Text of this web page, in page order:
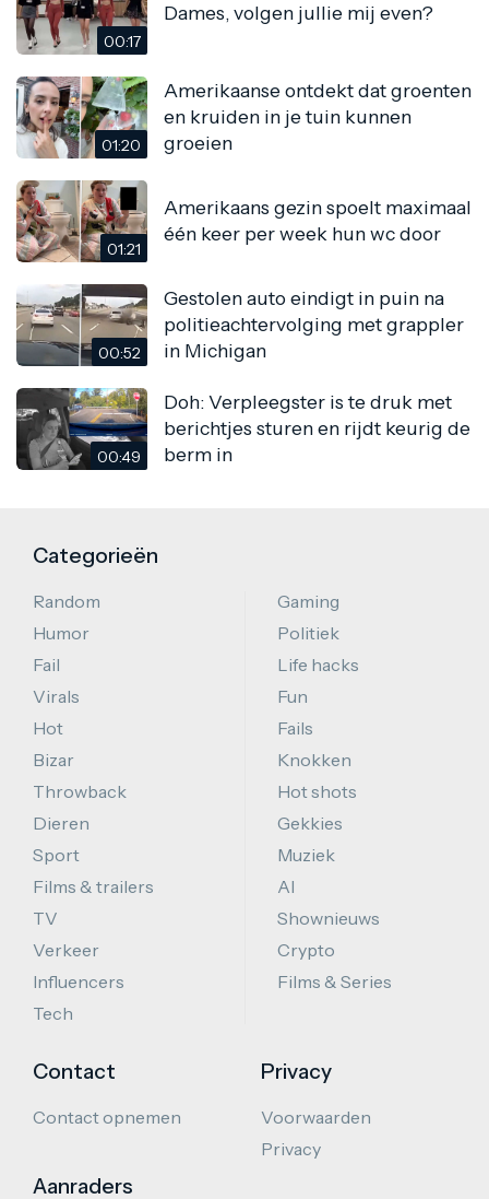
00:17
Dames, volgen jullie mij even?
01:20
Amerikaanse ontdekt dat groenten
en kruiden in je tuin kunnen
groeien
01:21
Amerikaans gezin spoelt maximaal
één keer per week hun wc door
00:52
Gestolen auto eindigt in puin na
politieachtervolging met grappler
in Michigan
00:49
Doh: Verpleegster is te druk met
berichtjes sturen en rijdt keurig de
berm in
Categorieën
Random
Humor
Fail
Virals
Hot
Bizar
Throwback
Dieren
Sport
Films & trailers
TV
Verkeer
Influencers
Tech
Gaming
Politiek
Life hacks
Fun
Fails
Knokken
Hot shots
Gekkies
Muziek
AI
Shownieuws
Crypto
Films & Series
Contact
Contact opnemen
Aanraders
Privacy
Voorwaarden
Privacy